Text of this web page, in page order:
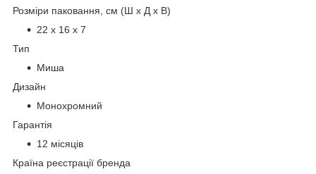
Розміри паковання, см (Ш х Д х В)
22 x 16 х 7
Тип
Миша
Дизайн
Монохромний
Гарантія
12 місяців
Країна реєстрації бренда